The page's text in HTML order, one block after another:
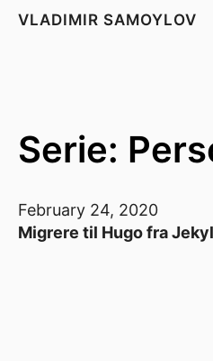
VLADIMIR SAMOYLOV
Serie:
February 24, 2020
Migrere til Hugo fra